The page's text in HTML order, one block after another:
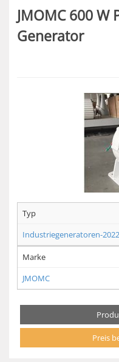
JMOMC 600
Generator
Typ
Industriegeneratoren-2022
Marke
JMOMC
Preis